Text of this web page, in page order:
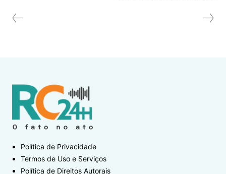
Política de Privacidade
Termos de Uso e Serviços
Política de Direitos Autorais